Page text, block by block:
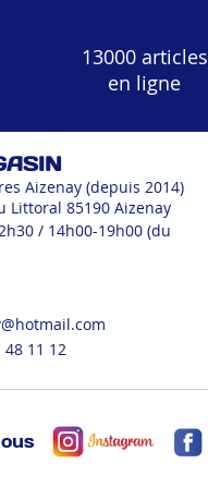
13000 articles
en ligne
Aizenay (depuis 2014)
Littoral 85190 Aizenay
/ 14h00-19h00 (du
48 11 12